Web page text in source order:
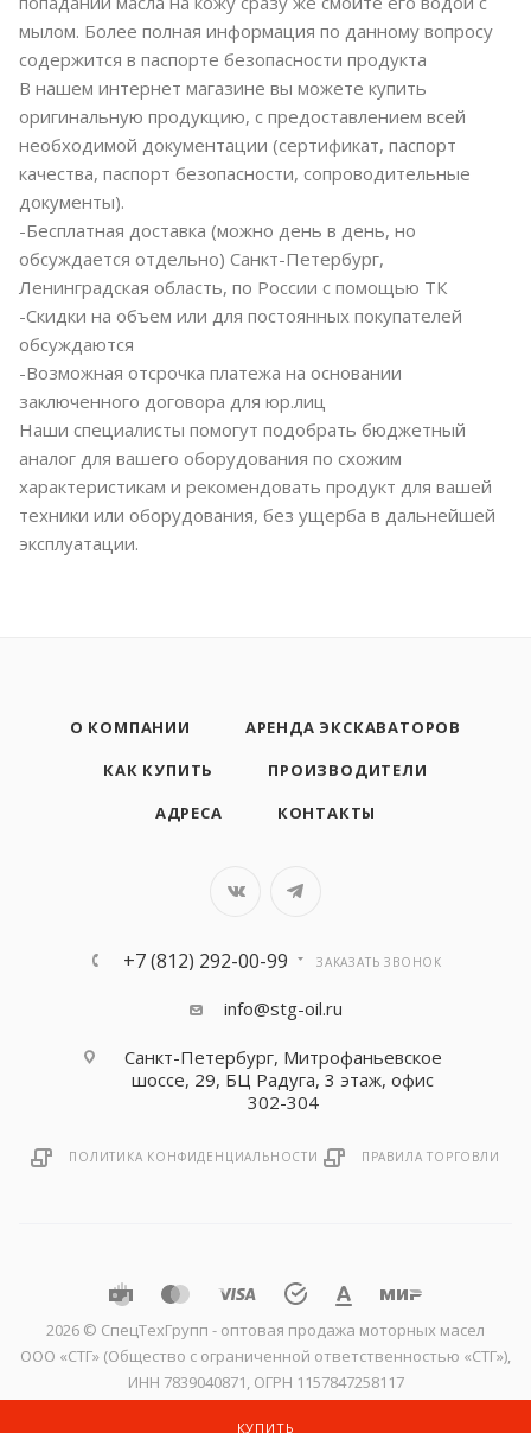
КУПИТЬ
мылом. Более полная информация по данному вопросу
содержится в паспорте безопасности продукта
В нашем интернет магазине вы можете купить
оригинальную продукцию, с предоставлением всей
необходимой документации (сертификат, паспорт
качества, паспорт безопасности, сопроводительные
документы).
-Бесплатная доставка (можно день в день, но
обсуждается отдельно) Санкт-Петербург,
Ленинградская область, по России с помощью ТК
-Скидки на объем или для постоянных покупателей
обсуждаются
-Возможная отсрочка платежа на основании
заключенного договора для юр.лиц
Наши специалисты помогут подобрать бюджетный
аналог для вашего оборудования по схожим
характеристикам и рекомендовать продукт для вашей
техники или оборудования, без ущерба в дальнейшей
эксплуатации.
О КОМПАНИИ
АРЕНДА ЭКСКАВАТОРОВ
КАК КУПИТЬ
ПРОИЗВОДИТЕЛИ
АДРЕСА
КОНТАКТЫ
+7 (812) 292-00-99 ЗАКАЗАТЬ ЗВОНОК
info@stg-oil.ru
Санкт-Петербург, Митрофаньевское
шоссе, 29, БЦ Радуга, 3 этаж, офис
302-304
ПОЛИТИКА КОНФИДЕНЦИАЛЬНОСТИ ПРАВИЛА ТОРГОВЛИ
2026 © CпецТехГрупп - оптовая продажа моторных масел
ООО «СТГ» (Общество с ограниченной ответственностью «СТГ»),
ИНН 7839040871, ОГРН 1157847258117